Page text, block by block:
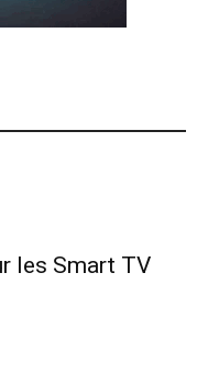
les Smart TV